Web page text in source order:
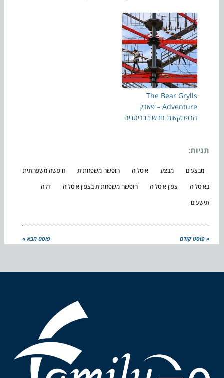
The Bear Grylls
Adventure – פארק
הרפתקאות חדש בבריטניה
תגיות:
מבצעים מבצע איטליה חופשה משפחתית
חופשה משפחתית
באיטליה
צפון איטליה חופשה משפחתית בצפון איטליה
דקה
תישעים
« פוסט קודם פוסט הבא »